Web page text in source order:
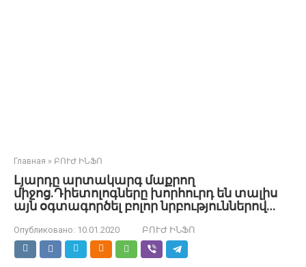
Главная » ԲՈՒԺ ԻՆՖՈ
Լյարդը արտակարգ մաքրող
միջոց.Դիետոլոգները խորհուրդ են տալիս
այն օգտագործել բոլոր նրբություններով…
Опубликовано: 10.01.2020 ԲՈՒԺ ԻՆՖՈ